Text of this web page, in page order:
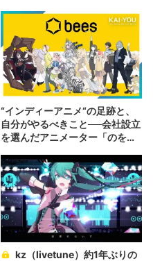
“インディーアニメ“の足跡と、
自分がやるべきこと──会社設立
を選んだアニメーター「のを